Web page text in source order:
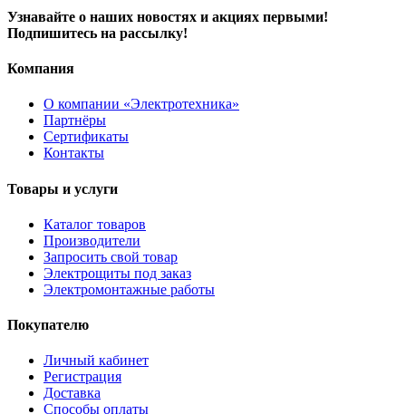
Узнавайте о наших новостях и акциях первыми!
Подпишитесь на рассылку!
Компания
О компании «Электротехника»
Партнёры
Сертификаты
Контакты
Товары и услуги
Каталог товаров
Производители
Запросить свой товар
Электрощиты под заказ
Электромонтажные работы
Покупателю
Личный кабинет
Регистрация
Доставка
Способы оплаты